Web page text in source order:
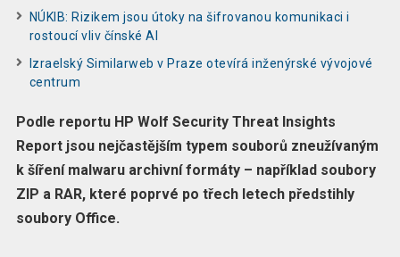
NÚKIB: Rizikem jsou útoky na šifrovanou komunikaci i
rostoucí vliv čínské AI
Izraelský Similarweb v Praze otevírá inženýrské vývojové
centrum
Podle reportu HP Wolf Security Threat Insights
Report jsou nejčastějším typem souborů zneužívaným
k šíření malwaru archivní formáty – například soubory
ZIP a RAR, které poprvé po třech letech předstihly
soubory Office.